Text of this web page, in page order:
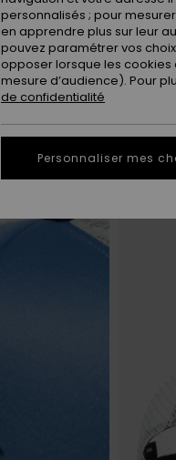
personnalisés ; pour
en apprendre plus sur leur
pouvez paramétrer vos
opposer lorsque les
mesure d’audience). Pour
de confidentialité
Personnaliser mes